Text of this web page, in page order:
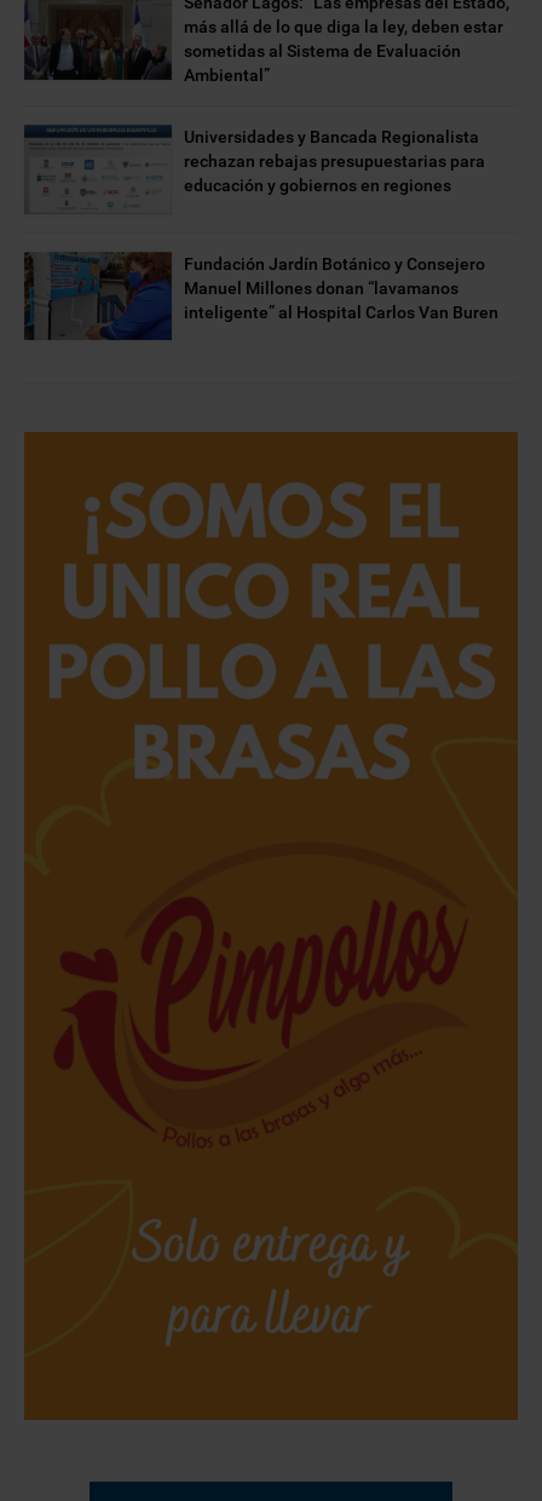
más allá de lo que diga la ley, deben estar
sometidas al Sistema de Evaluación
Ambiental”
Universidades y Bancada Regionalista
rechazan rebajas presupuestarias para
educación y gobiernos en regiones
Fundación Jardín Botánico y Consejero
Manuel Millones donan “lavamanos
inteligente” al Hospital Carlos Van Buren